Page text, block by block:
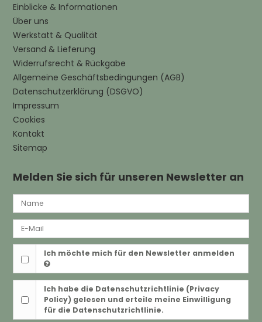
Einblicke & Informationen
Über uns
Werkstatt & Qualität
Versand & Lieferung
Widerrufsrecht & Rückgabe
Allgemeine Geschäftsbedingungen (AGB)
Datenschutzerklärung (DSGVO)
Impressum
Cookies
Kontakt
Sitemap
Melden Sie sich für unseren Newsletter an
Ich möchte mich für den Newsletter anmelden
Ich habe die Datenschutzrichtlinie (Privacy
Policy) gelesen und erteile meine Einwilligung
für die Datenschutzrichtlinie.